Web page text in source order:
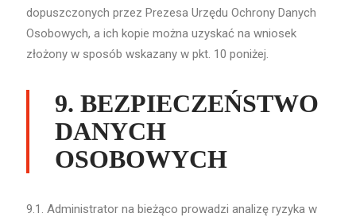
dopuszczonych przez Prezesa Urzędu Ochrony Danych
Osobowych, a ich kopie można uzyskać na wniosek
złożony w sposób wskazany w pkt. 10 poniżej.
9. BEZPIECZEŃSTWO
DANYCH
OSOBOWYCH
9.1. Administrator na bieżąco prowadzi analizę ryzyka w